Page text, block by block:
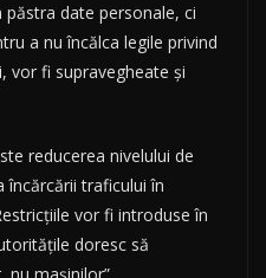
date personale, ci
a nu încălca legile privind
vor fi supravegheate și
reducerea nivelului de
încărcării traficului în
vor fi introduse în
doresc să